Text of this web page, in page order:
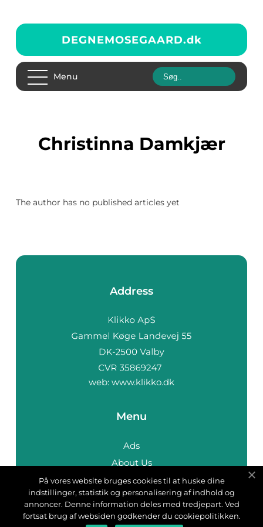
DEGNEMOSEGAARD.dk
Menu
Christinna Damkjær
The author has no published articles yet
Address
web: www.klikko.dk
Menu
Ads
About Us
Cookies
Contact
Sitemap
På vores website bruges cookies til at huske dine
indstillinger, statistik og personalisering af indhold og
annoncer. Denne information deles med tredjepart. Ved
fortsat brug af websiden godkender du cookiepolitikken.